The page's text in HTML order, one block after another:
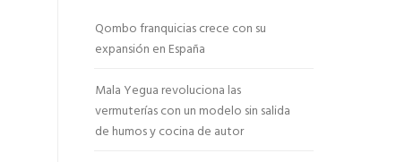
Qombo franquicias crece con su
expansión en España
Mala Yegua revoluciona las
vermuterías con un modelo sin salida
de humos y cocina de autor